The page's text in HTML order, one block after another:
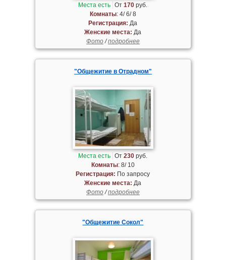
Места есть От170 руб.
Комнаты: 4/ 6/ 8
Регистрация: Да
Женские места: Да
Фото/подробнее
"Общежитие в Отрадном"
Места есть От230 руб.
Комнаты: 8/ 10
Регистрация: По запросу
Женские места: Да
Фото/подробнее
"Общежитие Сокол"